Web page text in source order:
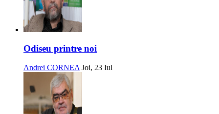
Odiseu printre noi
Andrei CORNEA Joi, 23 Iul